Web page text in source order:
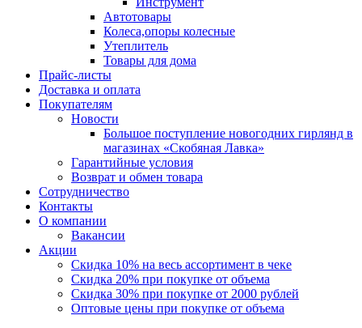
Автотовары
Колеса,опоры колесные
Утеплитель
Товары для дома
Прайс-листы
Доставка и оплата
Покупателям
Новости
Большое поступление новогодних гирлянд в
магазинах «Скобяная Лавка»
Гарантийные условия
Возврат и обмен товара
Сотрудничество
Контакты
О компании
Вакансии
Акции
Скидка 10% на весь ассортимент в чеке
Скидка 20% при покупке от объема
Скидка 30% при покупке от 2000 рублей
Оптовые цены при покупке от объема